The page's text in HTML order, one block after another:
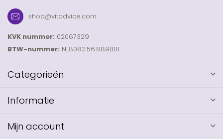
shop@vitadvice.com
KVK nummer: 02067329
BTW-nummer: NL8082.56.889B01
Categorieën
Informatie
Mijn account